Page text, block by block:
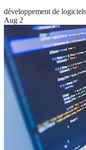
développement de logiciels
Aug 2